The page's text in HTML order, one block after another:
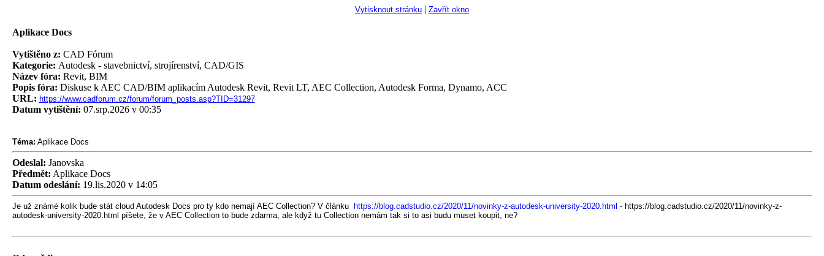
Vytisknout stránku | Zavřít okno
Aplikace Docs
Vytištěno z: CAD Fórum
Kategorie: Autodesk - stavebnictví, strojírenství, CAD/GIS
Název fóra: Revit, BIM
Popis fóra: Diskuse k AEC CAD/BIM aplikacím Autodesk Revit, Revit LT, AEC Collection, Autodesk Forma, Dynamo, ACC
URL: https://www.cadforum.cz/forum/forum_posts.asp?TID=31297
Datum vytištění: 07.srp.2026 v 00:35
Téma: Aplikace Docs
Odeslal: Janovska
Předmět: Aplikace Docs
Datum odeslání: 19.lis.2020 v 14:05
Je už známé kolik bude stát cloud Autodesk Docs pro ty kdo nemají AEC Collection? V článku https://blog.cadstudio.cz/2020/11/novinky-z-autodesk-university-2020.html - https://blog.cadstudio.cz/2020/11/novinky-z-
autodesk-university-2020.html píšete, že v AEC Collection to bude zdarma, ale když tu Collection nemám tak si to asi budu muset koupit, ne?